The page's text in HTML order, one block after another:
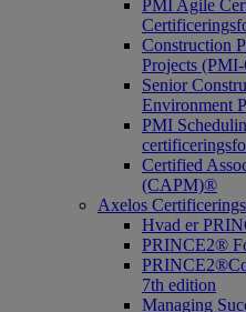
PMI Agile
Construction
Projects
Senior
Environment
PMI
Certified
(CAPM)®
Axelos
Hvad er
PRINCE2®
7th edition
Managing